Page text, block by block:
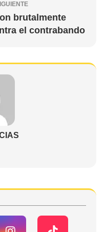
brutalmente
el contrabando